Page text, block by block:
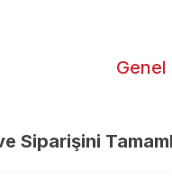
Genel
Siparişini